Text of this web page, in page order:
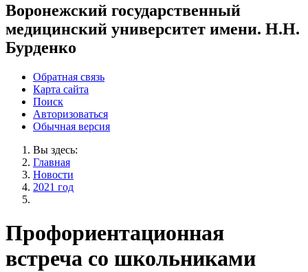
Воронежский государственный
медицинский университет имени. Н.Н.
Бурденко
Обратная связь
Карта сайта
Поиск
Авторизоваться
Обычная версия
Вы здесь:
Главная
Новости
2021 год
Профориентационная
встреча со школьниками